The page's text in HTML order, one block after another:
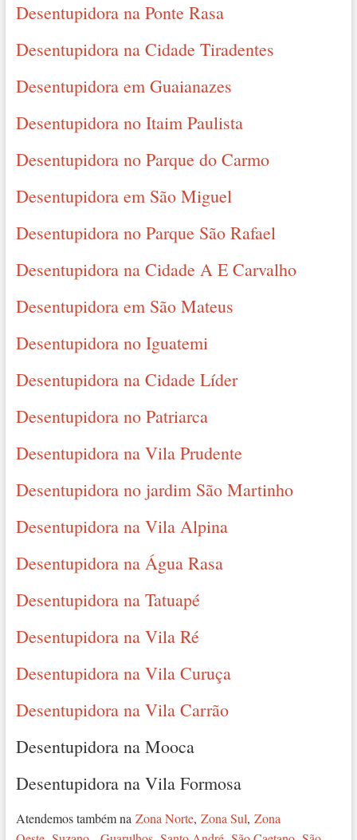
Desentupidora na Ponte Rasa
Desentupidora na Cidade Tiradentes
Desentupidora em Guaianazes
Desentupidora no Itaim Paulista
Desentupidora no Parque do Carmo
Desentupidora em São Miguel
Desentupidora no Parque São Rafael
Desentupidora na Cidade A E Carvalho
Desentupidora em São Mateus
Desentupidora no Iguatemi
Desentupidora na Cidade Líder
Desentupidora no Patriarca
Desentupidora na Vila Prudente
Desentupidora no jardim São Martinho
Desentupidora na Vila Alpina
Desentupidora na Água Rasa
Desentupidora na Tatuapé
Desentupidora na Vila Ré
Desentupidora na Vila Curuça
Desentupidora na Vila Carrão
Desentupidora na Mooca
Desentupidora na Vila Formosa
Atendemos também na Zona Norte, Zona Sul, Zona